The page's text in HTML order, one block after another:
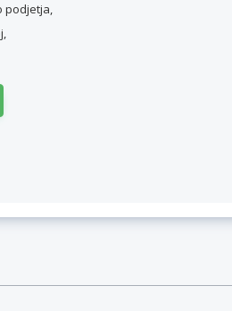
podjetja,